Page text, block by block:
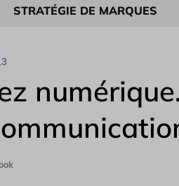
STRATÉGIE DE MARQUES